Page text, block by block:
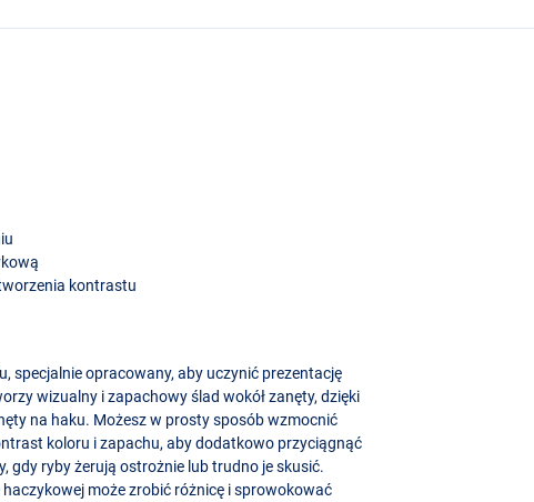
kontrastu
specjalnie opracowany, aby uczynić prezentację
wizualny i zapachowy ślad wokół zanęty, dzięki
na haku. Możesz w prosty sposób wzmocnić
koloru i zapachu, aby dodatkowo przyciągnąć
gdy ryby żerują ostrożnie lub trudno je skusić.
może zrobić różnicę i sprowokować